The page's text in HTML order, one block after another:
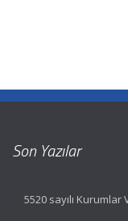
Son Yazılar
5520 sayılı